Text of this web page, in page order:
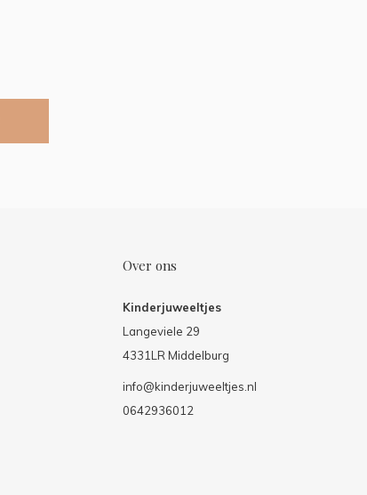
Over ons
Kinderjuweeltjes
Langeviele 29
4331LR Middelburg
info@kinderjuweeltjes.nl
0642936012